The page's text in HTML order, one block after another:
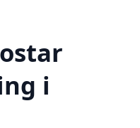
i